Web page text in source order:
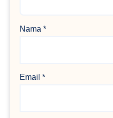
Nama*
Email*